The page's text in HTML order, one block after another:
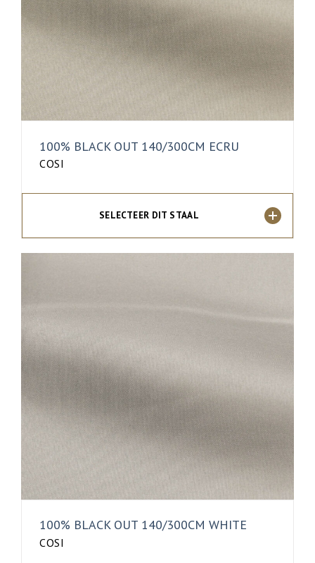
100% BLACK OUT 140/300CM ECRU
COSI
SELECTEER DIT STAAL
100% BLACK OUT 140/300CM WHITE
COSI